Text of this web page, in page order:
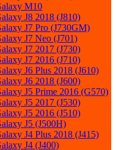
M10
J8 2018 (J810)
J7 Pro (J730GM)
J7 Neo (J701)
J7 2017 (J730)
J7 2016 (J710)
J6 Plus 2018 (J610)
J6 2018 (J600)
J5 Prime 2016 (G570)
J5 2017 (J530)
J5 2016 (J510)
J5 (J500H)
J4 Plus 2018 (J415)
J4 (J400)